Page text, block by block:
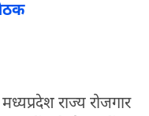
राज्य रोजगार